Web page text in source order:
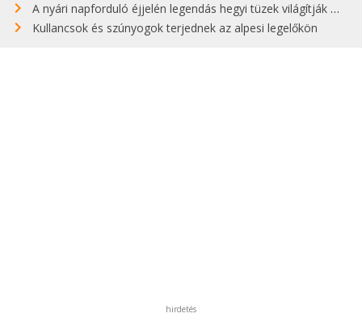
A nyári napforduló éjjelén legendás hegyi tüzek világítják meg Zugspitzét
Kullancsok és szúnyogok terjednek az alpesi legelőkön
hirdetés